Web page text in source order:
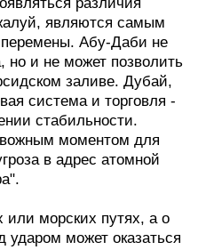
являются самым
Абу-Даби не
но и не может позволить
заливе. Дубай,
система и торговля -
стабильности.
моментом для
в адрес атомной
или морских путях, а о
ударом может оказаться